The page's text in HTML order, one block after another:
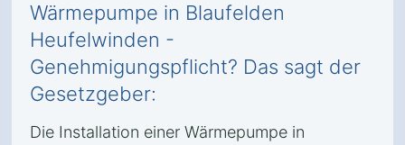
Wärmepumpe in Blaufelden
Heufelwinden -
Genehmigungspflicht? Das sagt der
Gesetzgeber:
Die Installation einer Wärmepumpe in